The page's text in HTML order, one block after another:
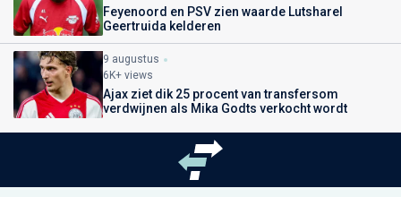
Feyenoord en PSV zien waarde Lutsharel
Geertruida kelderen
9 augustus
6K+ views
Ajax ziet dik 25 procent van transfersom
verdwijnen als Mika Godts verkocht wordt